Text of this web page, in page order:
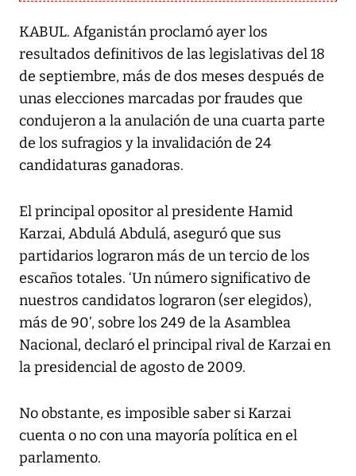
KABUL. Afganistán proclamó ayer los
resultados definitivos de las legislativas del 18
de septiembre, más de dos meses después de
unas elecciones marcadas por fraudes que
condujeron a la anulación de una cuarta parte
de los sufragios y la invalidación de 24
candidaturas ganadoras.
El principal opositor al presidente Hamid
Karzai, Abdulá Abdulá, aseguró que sus
partidarios lograron más de un tercio de los
escaños totales. ‘Un número significativo de
nuestros candidatos lograron (ser elegidos),
más de 90’, sobre los 249 de la Asamblea
Nacional, declaró el principal rival de Karzai en
la presidencial de agosto de 2009.
No obstante, es imposible saber si Karzai
cuenta o no con una mayoría política en el
parlamento.